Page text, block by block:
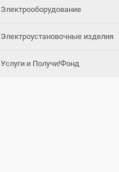
Электрооборудование
Электроустановочные изделия
Услуги и Получи!Фонд